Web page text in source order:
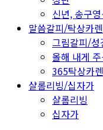
신년, 송구영
말씀갈피/탁상카
그림갈피/성
올해 내게
365탁상카
샬롬리빙/십자가
샬롬리빙
십자가